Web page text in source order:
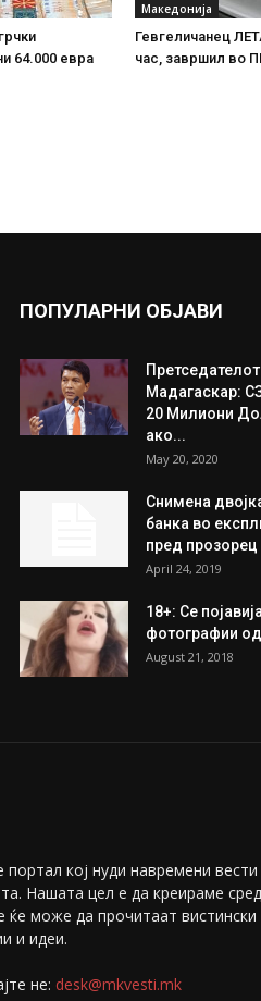
64.000 евра
Македонија
Гевгеличанец
час, завршил во
ПОПУЛАРНИ ОБЈАВИ
Мадагаскар:
20 Милиони
ако...
May 20, 2020
Снимена
банка во
пред прозорец
April 24, 2019
18+: Се
фотографии
August 21, 2018
коj нуди навремени
Нашата цел е да креираме
ќе може да прочитаат вистински
и идеи.
не: desk@mkvesti.mk